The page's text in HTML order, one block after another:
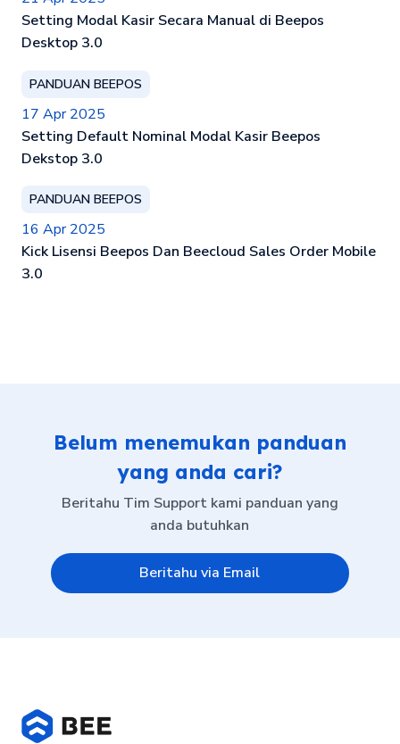
Setting Modal Kasir Secara Manual di Beepos
Desktop 3.0
PANDUAN BEEPOS
17 Apr 2025
Setting Default Nominal Modal Kasir Beepos
Dekstop 3.0
PANDUAN BEEPOS
16 Apr 2025
Kick Lisensi Beepos Dan Beecloud Sales Order Mobile
3.0
Belum menemukan panduan
yang anda cari?
Beritahu Tim Support kami panduan yang
anda butuhkan
Beritahu via Email